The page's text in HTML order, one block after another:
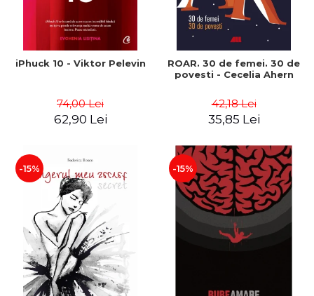
iPhuck 10 - Viktor Pelevin
74,00 Lei
62,90 Lei
ROAR. 30 de femei. 30 de
povesti - Cecelia Ahern
42,18 Lei
35,85 Lei
-15% -15%